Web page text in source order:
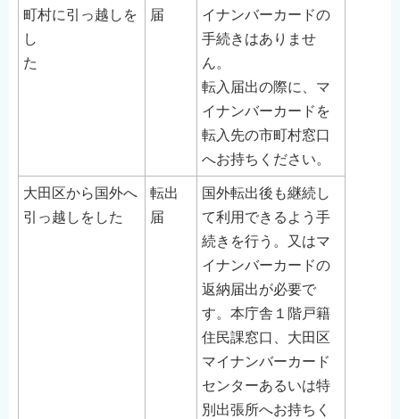
町村に引っ越しを
し
た
届
イナンバーカードの
手続きはありませ
ん。
転入届出の際に、マ
イナンバーカードを
転入先の市町村窓口
へお持ちください。
大田区から国外へ
引っ越しをした
転出
届
国外転出後も継続し
て利用できるよう手
続きを行う。又はマ
イナンバーカードの
返納届出が必要で
す。本庁舎１階戸籍
住民課窓口、大田区
マイナンバーカード
センターあるいは特
別出張所へお持ちく